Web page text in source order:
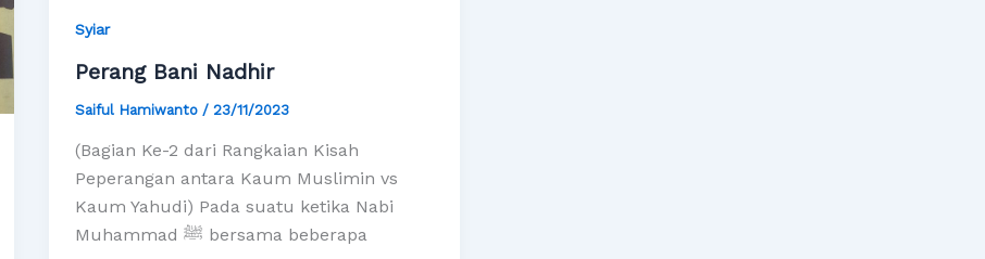
Syiar
Perang Bani Nadhir
Saiful Hamiwanto / 23/11/2023
(Bagian Ke-2 dari Rangkaian Kisah
Peperangan antara Kaum Muslimin vs
Kaum Yahudi) Pada suatu ketika Nabi
Muhammad ﷺ bersama beberapa